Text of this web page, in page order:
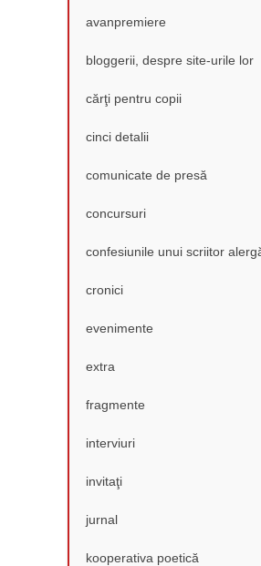
avanpremiere
bloggerii, despre site-urile lor
cărţi pentru copii
cinci detalii
comunicate de presă
concursuri
confesiunile unui scriitor
cronici
evenimente
extra
fragmente
interviuri
invitaţi
jurnal
kooperativa poetică